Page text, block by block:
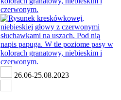
26.06-25.08.2023